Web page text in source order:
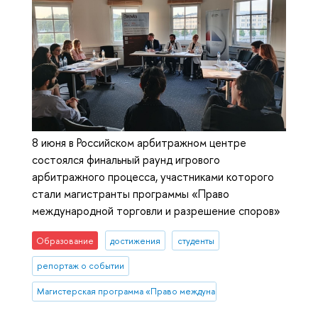
8 июня в Российском арбитражном центре
состоялся финальный раунд игрового
арбитражного процесса, участниками которого
стали магистранты программы «Право
международной торговли и разрешение споров»
Образование достижения студенты
репортаж о событии
Магистерская программа «Право международной торговли и